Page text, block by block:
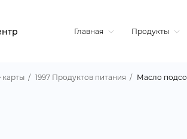
Главная Продукты
карты 1997 Продуктов питания Масло